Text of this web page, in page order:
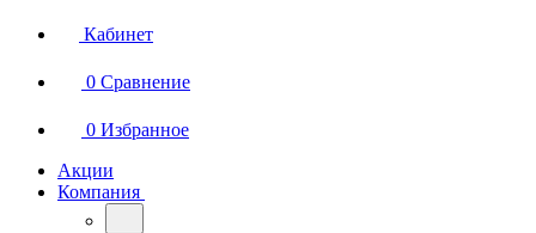
Кабинет
0 Сравнение
0 Избранное
Акции
Компания